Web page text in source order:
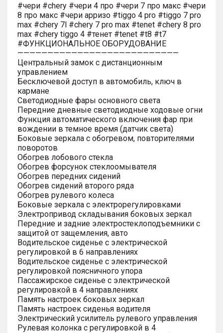
#чери #chery #чери 4 про #чери 7 про макс #чери
8 про макс #чери арризо #tiggo 4 pro #tiggo 7 pro
max #chery 7l #chery 7 pro max #tenet #chery 8 pro
max #chery tiggo 4 #тенет #tenet #t8 #t7
#ФУНКЦИОНАЛЬНОЕ ОБОРУДОВАНИЕ
———————————————————————————
Центральный замок с дистанционным
управлением
Бесключевой доступ в автомобиль, ключ в
кармане
Светодиодные фары основного света
Передние дневные светодиодные ходовые огни
Функция автоматического включения фар при
вождении в темное время (датчик света)
Боковые зеркала с обогревом, повторителями
поворотов
Обогрев лобового стекла
Обогрев форсунок стеклоомывателя
Обогрев передних сидений
Обогрев сидений второго ряда
Обогрев рулевого колеса
Боковые зеркала с электрорегулировками
Электропривод складывания боковых зеркал
Передние и задние электростеклоподъемники с
защитой от защемления, авто
Водительское сиденье с электрической
регулировкой в 6 направлениях
Водительское сиденье с электрической
регулировкой поясничного упора
Пассажирское сиденье с электрической
регулировкой в 4 направлениях
Память настроек боковых зеркал
Память настроек сиденья водителя
Электрический усилитель рулевого управления
Рулевая колонка с регулировкой в 4